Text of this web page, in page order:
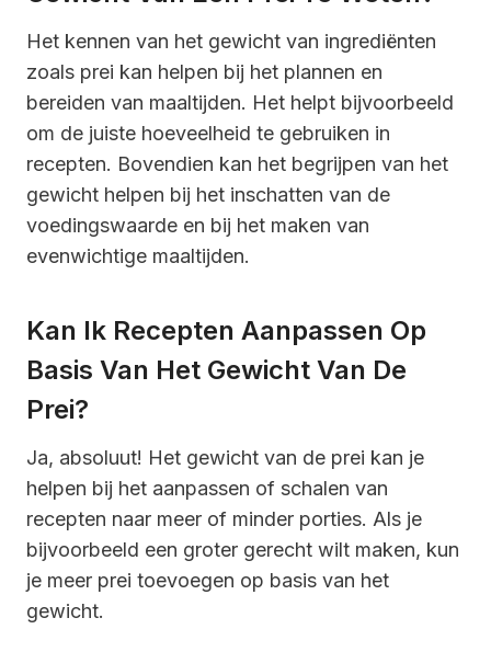
Het kennen van het gewicht van ingrediënten
zoals prei kan helpen bij het plannen en
bereiden van maaltijden. Het helpt bijvoorbeeld
om de juiste hoeveelheid te gebruiken in
recepten. Bovendien kan het begrijpen van het
gewicht helpen bij het inschatten van de
voedingswaarde en bij het maken van
evenwichtige maaltijden.
Kan Ik Recepten Aanpassen Op
Basis Van Het Gewicht Van De
Prei?
Ja, absoluut! Het gewicht van de prei kan je
helpen bij het aanpassen of schalen van
recepten naar meer of minder porties. Als je
bijvoorbeeld een groter gerecht wilt maken, kun
je meer prei toevoegen op basis van het
gewicht.